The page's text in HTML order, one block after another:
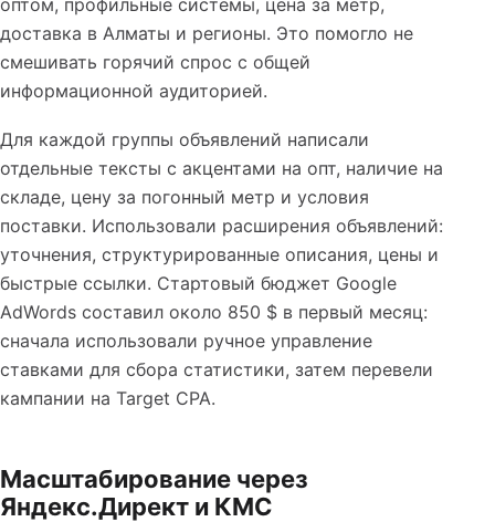
доставка в Алматы и регионы. Это помогло не
смешивать горячий спрос с общей
информационной аудиторией.
Для каждой группы объявлений написали
отдельные тексты с акцентами на опт, наличие на
складе, цену за погонный метр и условия
поставки. Использовали расширения объявлений:
уточнения, структурированные описания, цены и
быстрые ссылки. Стартовый бюджет Google
AdWords составил около 850 $ в первый месяц:
сначала использовали ручное управление
ставками для сбора статистики, затем перевели
кампании на Target CPA.
Масштабирование через
Яндекс.Директ и КМС